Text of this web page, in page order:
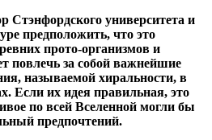
Стэнфордского университета и
предположить, что это
прото-организмов и
повлечь за собой важнейшие
называемой хиральности, в
Если их идея правильная, это
по всей Вселенной могли бы
предпочтений.